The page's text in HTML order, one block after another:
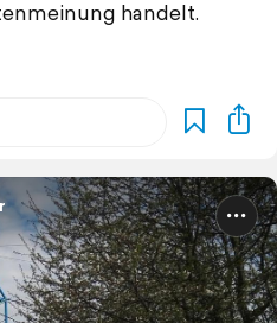
handelt.